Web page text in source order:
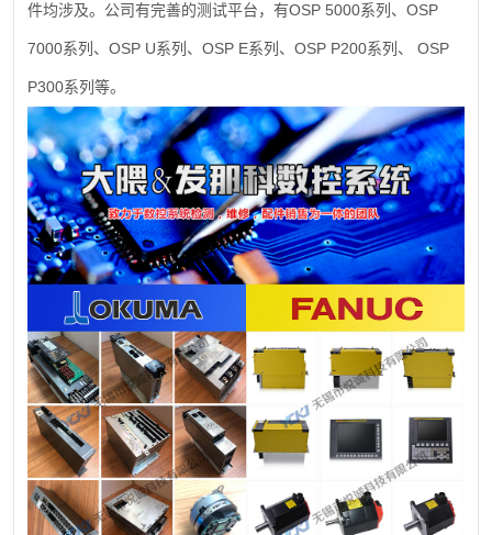
件均涉及。公司有完善的测试平台，有OSP 5000系列、 OSP
7000系列、 OSP U系列、 OSP E系列、 OSP P200系列、 OSP
P300系列等。